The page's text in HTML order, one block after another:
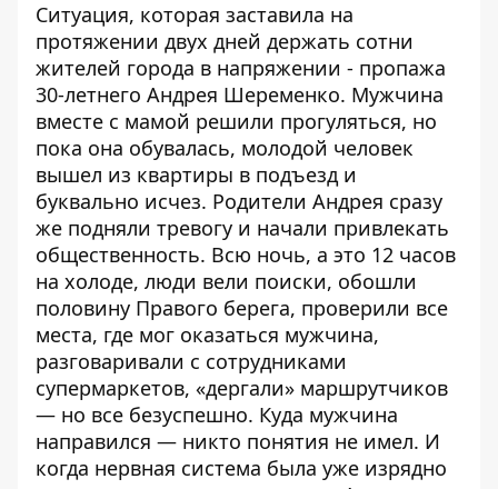
Ситуация, которая заставила на
протяжении двух дней держать сотни
жителей города в напряжении - пропажа
30-летнего Андрея Шеременко. Мужчина
вместе с мамой решили прогуляться, но
пока она обувалась, молодой человек
вышел из квартиры в подъезд и
буквально исчез. Родители Андрея сразу
же подняли тревогу и начали привлекать
общественность. Всю ночь, а это 12 часов
на холоде, люди вели поиски, обошли
половину Правого берега, проверили все
места, где мог оказаться мужчина,
разговаривали с сотрудниками
супермаркетов, «дергали» маршрутчиков
— но все безуспешно. Куда мужчина
направился — никто понятия не имел. И
когда нервная система была уже изрядно